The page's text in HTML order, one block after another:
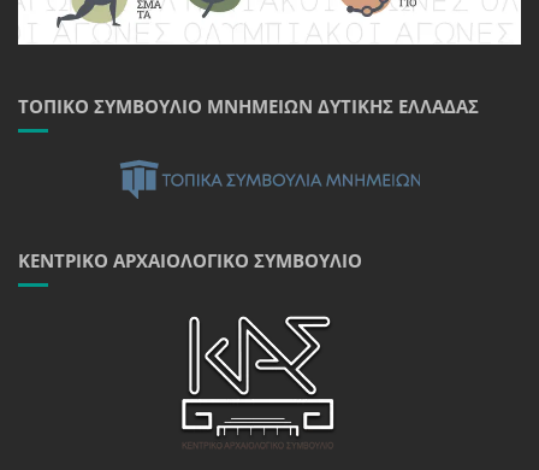
ΤΟΠΙΚΌ ΣΥΜΒΟΎΛΙΟ ΜΝΗΜΕΊΩΝ ΔΥΤΙΚΉΣ ΕΛΛΆΔΑΣ
ΚΕΝΤΡΙΚΌ ΑΡΧΑΙΟΛΟΓΙΚΌ ΣΥΜΒΟΎΛΙΟ